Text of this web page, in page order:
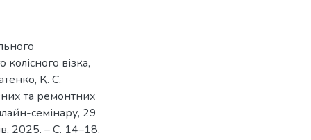
візка,
К. С.
та ремонтних
семінару, 29
2025. – С. 14–18.